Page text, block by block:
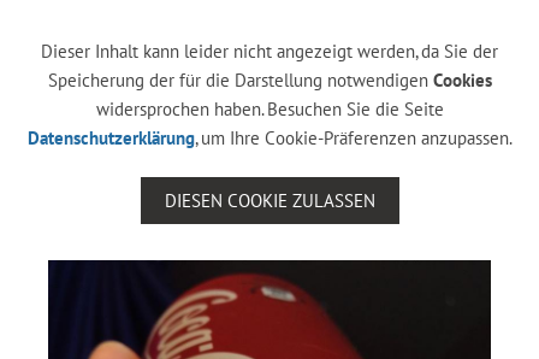
Dieser Inhalt kann leider nicht angezeigt werden, da Sie der
Speicherung der für die Darstellung notwendigen Cookies
widersprochen haben. Besuchen Sie die Seite
Datenschutzerklärung, um Ihre Cookie-Präferenzen anzupassen.
DIESEN COOKIE ZULASSEN